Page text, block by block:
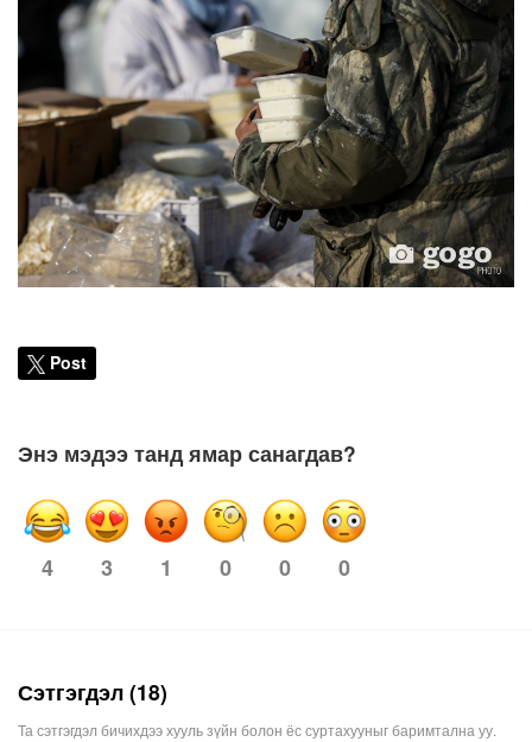
Post
Энэ мэдээ танд ямар санагдав?
4 3 1 0 0 0
Сэтгэгдэл (18)
Та сэтгэгдэл бичихдээ хууль зүйн болон ёс суртахууныг баримтална уу.